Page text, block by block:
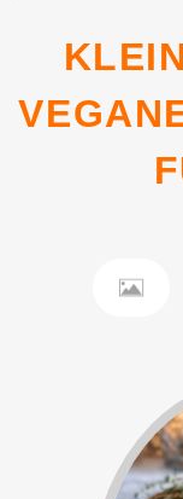
KLEINSTADTHIPPIE: